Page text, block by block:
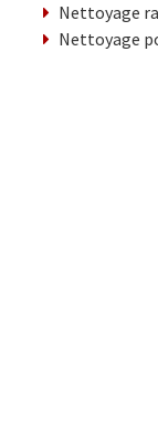
Nettoyage
Nettoyage